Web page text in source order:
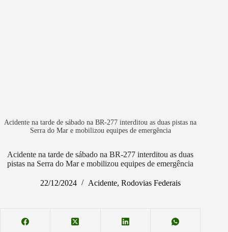
Acidente na tarde de sábado na BR-277 interditou as duas pistas na
Serra do Mar e mobilizou equipes de emergência
Acidente na tarde de sábado na BR-277 interditou as duas
pistas na Serra do Mar e mobilizou equipes de emergência
22/12/2024 Acidente,Rodovias Federais